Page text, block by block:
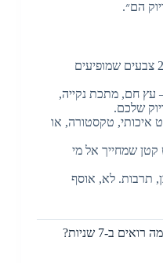
הם״.
– 2-3 צבעים שמופיעים
עץ חם, מתכת נקייה,
שלכם.
איכותי, טקסטורה, או
שמחייך אל מי
תרבות. לא, אוסף
ב-7 שניות?